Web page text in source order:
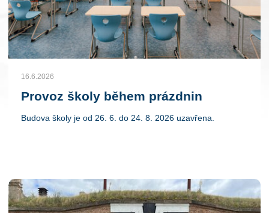
16.6.2026
Provoz školy během prázdnin
Budova školy je od 26. 6. do 24. 8. 2026 uzavřena.